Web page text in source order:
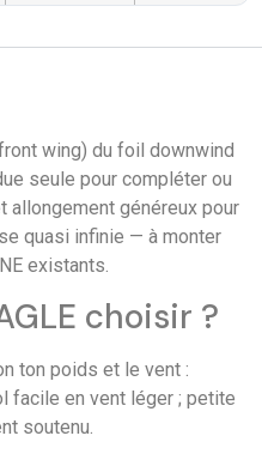
wing) du foil downwind
seule pour compléter ou
généreux pour
quasi infinie — à monter
existants.
choisir ?
ton poids et le vent :
facile en vent léger ; petite
soutenu.